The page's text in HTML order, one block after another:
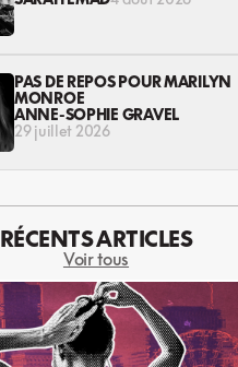
PAS DE REPOS POUR MARILYN
MONROE
ANNE-SOPHIE GRAVEL
29 juillet 2026
RÉCENTS ARTICLES
Voir tous